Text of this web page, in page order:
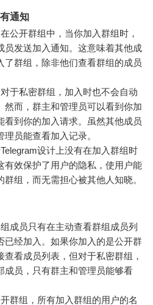
通知
公开群组中，当你加入群组时，
员发送加入通知。这意味着其他成
了群组，除非他们查看群组的成员
于私密群组，加入时也不会自动
然而，群主和管理员可以看到你加
看到你的加入请求。虽然其他成员
员能查看加入记录。
设计上没有在加入群组时
有效保护了用户的隐私，使用户能
组，而无需担心被其他人知晓。
成员只有在主动查看群组成员列
已经加入。如果你加入的是公开群
看成员列表，但对于私密群组，
成员，只有群主和管理员能够看
群组，所有加入群组的用户的名